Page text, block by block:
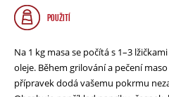
POUŽITÍ
Na 1 kg masa se počítá s 1–3
oleje. Během grilování a pečení
přípravek dodá vašemu pokrmu